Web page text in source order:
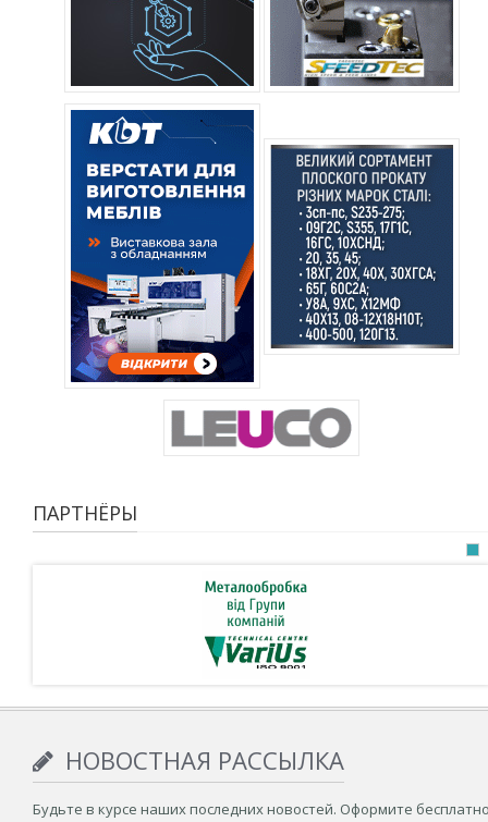
ПАРТНЁРЫ
НОВОСТНАЯ РАССЫЛКА
Будьте в курсе наших последних новостей. Оформите